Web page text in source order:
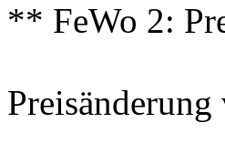
** FeWo 2: